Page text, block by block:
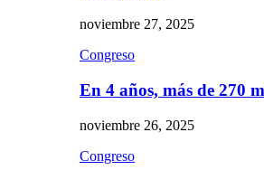
noviembre 27, 2025
Congreso
En 4 años, más de 270
noviembre 26, 2025
Congreso